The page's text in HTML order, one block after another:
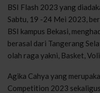
BSI Flash 2023 yang
Sabtu, 19 -24 Mei 2023,
BSI kampus Bekasi,
berasal dari Tangerang
olah raga yakni, Basket,
Agika Cahya yang
Competition 2023